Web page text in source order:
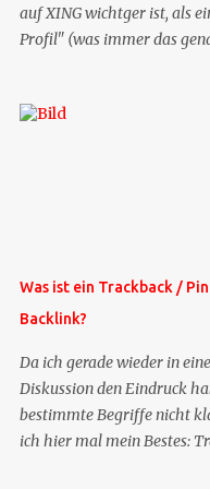
auf XING wichtger ist, als
Profil" (was immer das
es jetzt die Profil-Fragen zu
Weitere Mailangebote
auf meiner XING-Seite
im Blog. Die Profilfragen
mittelfristig aus der
Mail entfernen, da ich sie so
Stelle pflegen muss.
Was ist ein Trackback /
Backlink?
Da ich gerade wieder in
Diskussion den Eindruck
bestimmte Begriffe nicht
ich hier mal mein Bestes: